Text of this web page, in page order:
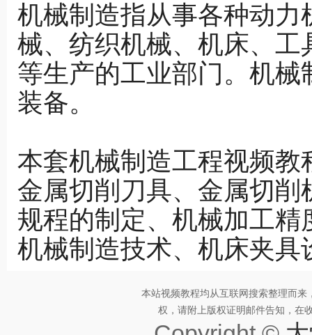
机械制造指从事各种动
械、纺织机械、机床、
等生产的工业部门。机
装备。
本套机械制造工程视频
金属切削刀具、金属切
规程的制定、机械加工
机械制造技术、机床夹具
本站视频教程均从互联网搜索整理而
权，请附上版权证明邮件告知，在